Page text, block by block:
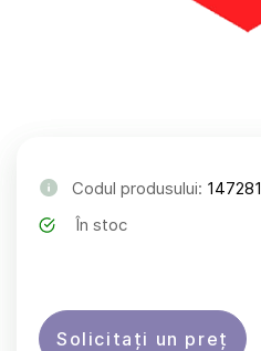
Codul produsului: 147281
În stoc
Solicitați un preț